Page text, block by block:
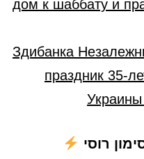
дом к шаббату и
«Здибанка
праздник 35-